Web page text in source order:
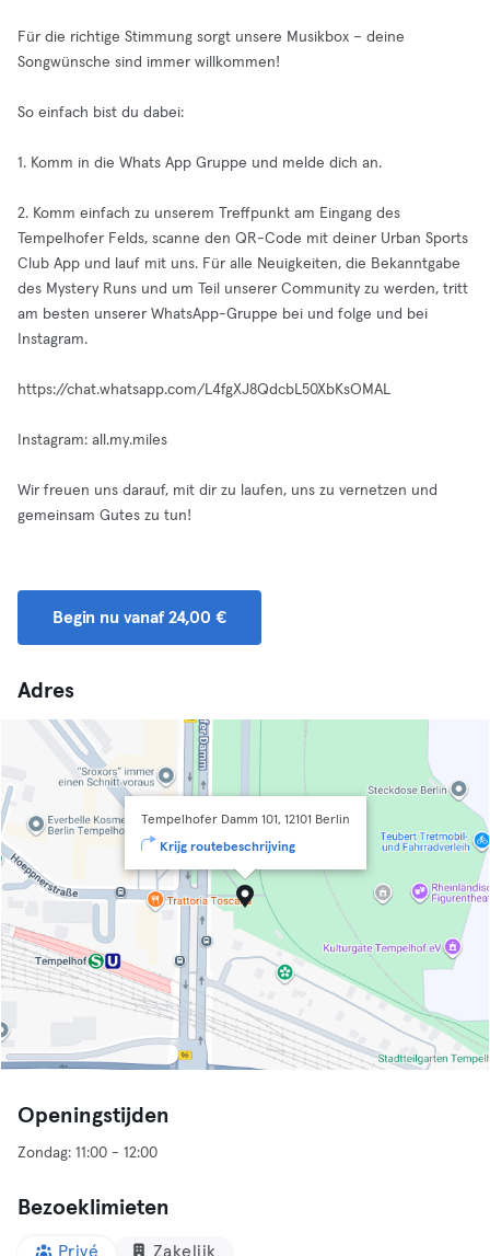
Für die richtige Stimmung sorgt unsere Musikbox – deine
Songwünsche sind immer willkommen!
So einfach bist du dabei:
1. Komm in die Whats App Gruppe und melde dich an.
2. Komm einfach zu unserem Treffpunkt am Eingang des
Tempelhofer Felds, scanne den QR-Code mit deiner Urban Sports
Club App und lauf mit uns. Für alle Neuigkeiten, die Bekanntgabe
des Mystery Runs und um Teil unserer Community zu werden, tritt
am besten unserer WhatsApp-Gruppe bei und folge und bei
Instagram.
https://chat.whatsapp.com/L4fgXJ8QdcbL50XbKsOMAL
Instagram: all.my.miles
Wir freuen uns darauf, mit dir zu laufen, uns zu vernetzen und
gemeinsam Gutes zu tun!
Begin nu vanaf 24,00 €
Adres
Tempelhofer Damm 101, 12101 Berlin
Krijg routebeschrijving
Openingstijden
Bezoeklimieten
Privé Zakelijk